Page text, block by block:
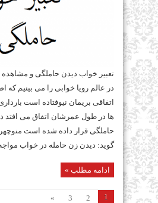
تعبیر خواب دیدن حاملگی و مشاهده
در عالم رویا خوابی را می بینیم که
اتفاقی بریمان نیوفتاده است
ها در طول عمرشان اتفاق می افتد
حاملگی قرار داده شده است
گوید: دیدن زن حامله در خواب مواجه
ادامه مطلب »
1
2
3
»